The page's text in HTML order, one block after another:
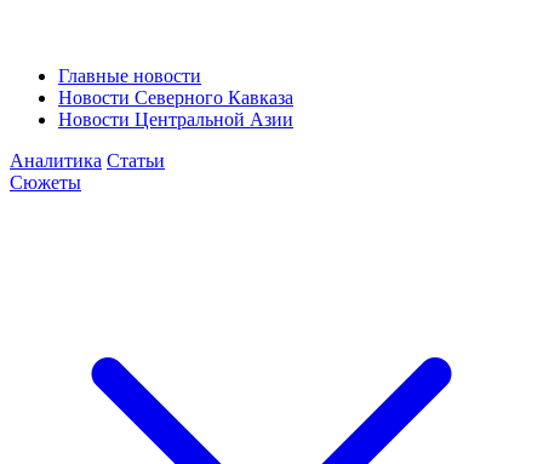
Главные новости
Новости Северного Кавказа
Новости Центральной Азии
Аналитика Статьи
Сюжеты